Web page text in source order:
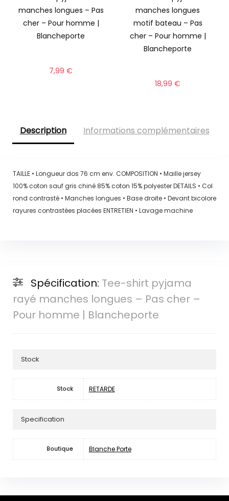
manches longues – Pas
cher – Pour homme |
Blancheporte
7,99€
manches longues
motif bateau – Pas
cher – Pour homme |
Blancheporte
18,99€
Description Informations complémentaires
TAILLE • Longueur dos 76 cm env. COMPOSITION • Maille jersey
100% coton sauf gris chiné 85% coton 15% polyester DETAILS • Col
rond contrasté • Manches longues • Base droite • Devant bicolore
rayures contrastées placées ENTRETIEN • Lavage machine
Spécification: Tee-shirt pyjama
rayé manches longues – Pas cher –
Pour homme | Blancheporte
Stock
Stock RETARDE
Specification
Boutique Blanche Porte